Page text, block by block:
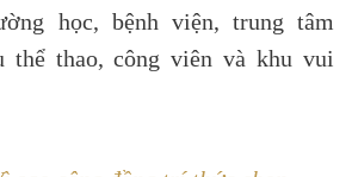
học, bệnh viện, trung tâm
thể thao, công viên và khu vui